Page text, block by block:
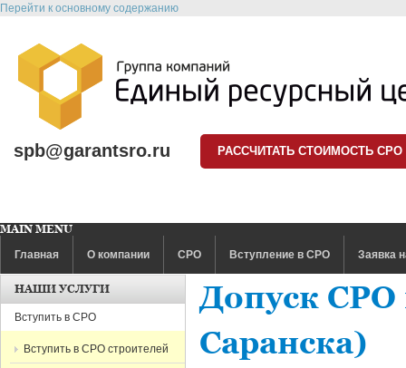
Перейти к основному содержанию
spb@garantsro.ru РАССЧИТАТЬ СТОИМОСТЬ СРО
MAIN MENU
Главная
О компании СРО Вступление в СРО Заявка
Допуск
Саранска)
НАШИ УСЛУГИ
Вступить в СРО
Вступить в СРО строителей